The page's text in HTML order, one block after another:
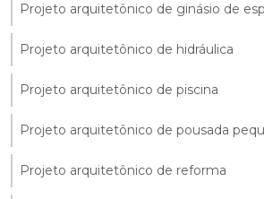
Projeto arquitetônico de ginásio de
Projeto arquitetônico de hidráulica
Projeto arquitetônico de piscina
Projeto arquitetônico de pousada
Projeto arquitetônico de reforma